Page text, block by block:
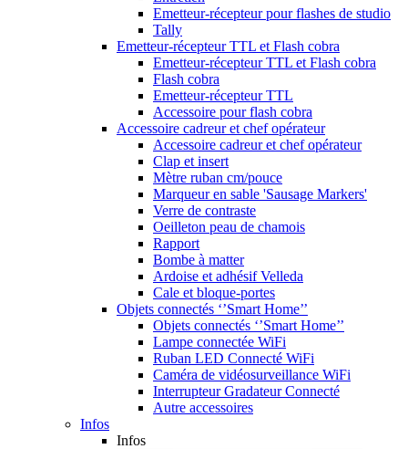
Emetteur-récepteur pour flashes de studio
Tally
Emetteur-récepteur TTL et Flash cobra
Emetteur-récepteur TTL et Flash cobra
Flash cobra
Emetteur-récepteur TTL
Accessoire pour flash cobra
Accessoire cadreur et chef opérateur
Accessoire cadreur et chef opérateur
Clap et insert
Mètre ruban cm/pouce
Marqueur en sable 'Sausage Markers'
Verre de contraste
Oeilleton peau de chamois
Rapport
Bombe à matter
Ardoise et adhésif Velleda
Cale et bloque-portes
Objets connectés ‘’Smart Home’’
Objets connectés ‘’Smart Home’’
Lampe connectée WiFi
Ruban LED Connecté WiFi
Caméra de vidéosurveillance WiFi
Interrupteur Gradateur Connecté
Autre accessoires
Infos
Infos